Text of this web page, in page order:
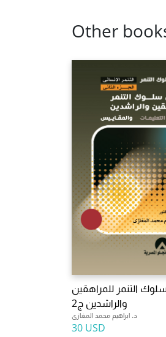
Other
التنمر للمراهقين
والراشدين ج2
د. ابراهيم محمد المغازى
30 USD